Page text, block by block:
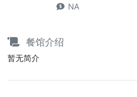
NA
餐馆介绍
暂无简介